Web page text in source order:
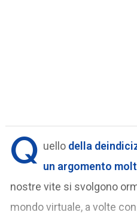
Q uello della
un argomento
nostre vite si svolgono
mondo virtuale, a volte